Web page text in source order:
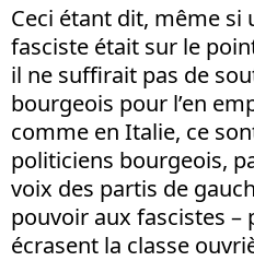
Ceci étant dit, même si
fasciste était sur le
il ne suffirait pas de
bourgeois pour l’en
comme en Italie, ce
politiciens bourgeois,
voix des partis de
pouvoir aux fascistes –
écrasent la classe